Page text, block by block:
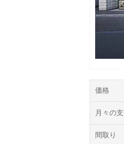
価格
月々の
間取り